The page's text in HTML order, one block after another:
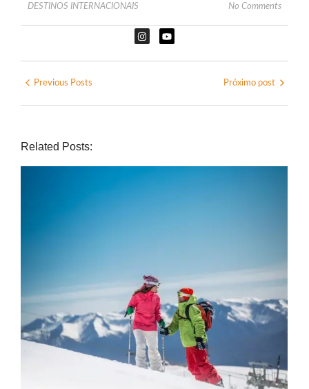
DESTINOS INTERNACIONAIS No Comments
Previous Posts Próximo post
Related Posts: